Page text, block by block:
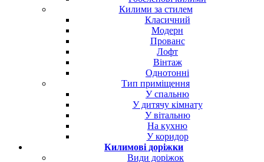
Килими за стилем
Класичний
Модерн
Прованс
Лофт
Вінтаж
Однотонні
Тип приміщення
У спальню
У дитячу кімнату
У вітальню
На кухню
У коридор
Килимові доріжки
Види доріжок